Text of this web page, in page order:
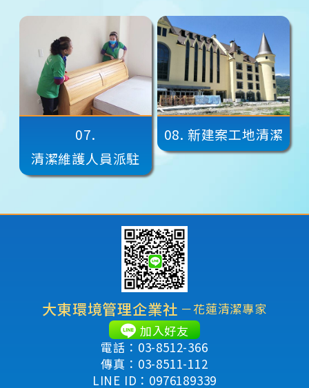
07.
清潔維護人員派駐
08. 新建案工地清潔
大東環境管理企業社 －花蓮清潔專家
加入好友
電話：03-8512-366
傳真：03-8511-112
LINE ID：0976189339